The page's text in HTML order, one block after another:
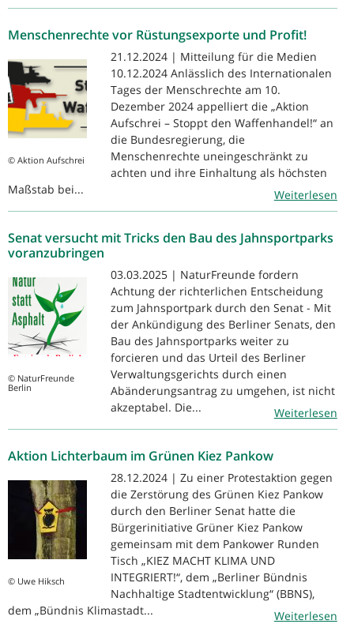
Menschenrechte vor Rüstungsexporte und Profit!
© Aktion Aufschrei
21.12.2024 | Mitteilung für die Medien
10.12.2024 Anlässlich des Internationalen
Tages der Menschrechte am 10.
Dezember 2024 appelliert die „Aktion
Aufschrei – Stoppt den Waffenhandel!“ an
die Bundesregierung, die
Menschenrechte uneingeschränkt zu
achten und ihre Einhaltung als höchsten
Maßstab bei...
Weiterlesen
Senat versucht mit Tricks den Bau des Jahnsportparks
voranzubringen
© NaturFreunde
Berlin
03.03.2025 | NaturFreunde fordern
Achtung der richterlichen Entscheidung
zum Jahnsportpark durch den Senat - Mit
der Ankündigung des Berliner Senats, den
Bau des Jahnsportparks weiter zu
forcieren und das Urteil des Berliner
Verwaltungsgerichts durch einen
Abänderungsantrag zu umgehen, ist nicht
akzeptabel. Die...
Weiterlesen
Aktion Lichterbaum im Grünen Kiez Pankow
© Uwe Hiksch
28.12.2024 | Zu einer Protestaktion gegen
die Zerstörung des Grünen Kiez Pankow
durch den Berliner Senat hatte die
Bürgerinitiative Grüner Kiez Pankow
gemeinsam mit dem Pankower Runden
Tisch „KIEZ MACHT KLIMA UND
INTEGRIERT!“, dem „Berliner Bündnis
Nachhaltige Stadtentwicklung“ (BBNS),
dem „Bündnis Klimastadt...
Weiterlesen